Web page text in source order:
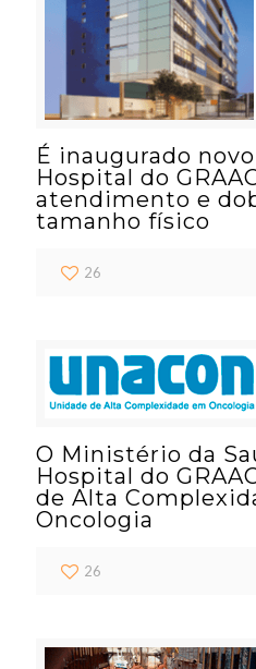
É inaugurado
Hospital do
atendimento e
tamanho físico
26
O Ministério da
Hospital do
de Alta
Oncologia
26